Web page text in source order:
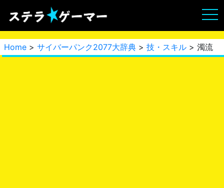
Home > サイバーパンク2077大辞典 > 技・スキル > 濁流